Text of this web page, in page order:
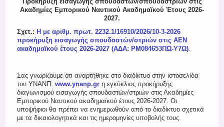
Register
Ακαδημίες Εμπορικού Ναυτικού Ακαδημαϊκού Έτους 2026-
2027.
Σχετ.: Η με αριθμ. πρωτ. 2232.1/16910/2026/10-3-2026
προκήρυξη εισαγωγής σπουδαστών/στριών στις ΑΕΝ
ακαδημαϊκού έτους 2026-2027 (ΑΔΑ: ΡΜ084653ΠΩ-Υ7Ω).
Σας γνωρίζουμε ότι αναρτήθηκε στο διαδίκτυο στην ιστοσελίδα
του ΥΝΑΝΠ:www.ynanp.gr η εγκύκλιος προκήρυξης
διαγωνισμού εισαγωγής σπουδαστών/στριών στις Ακαδημίες
Εμπορικού Ναυτικού ακαδημαϊκού έτους 2026-2027. Οι
υποψήφιοι θα πρέπει να ενημερωθούν από το διαδίκτυο σχετικά
με τα δικαιολογητικά και τις ημερομηνίες υποβολής τους.